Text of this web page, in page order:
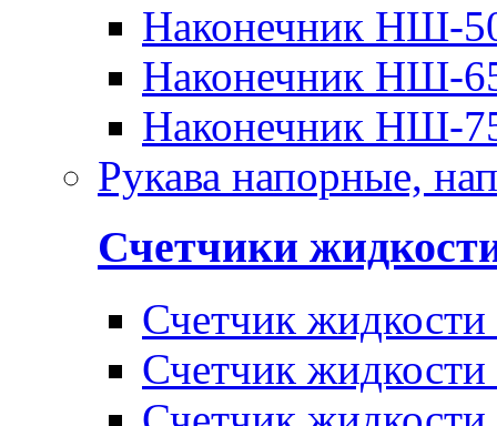
Наконечник НШ-
Наконечник НШ-
Наконечник НШ-
Рукава напорные,
Счетчики
Счетчик
Счетчик